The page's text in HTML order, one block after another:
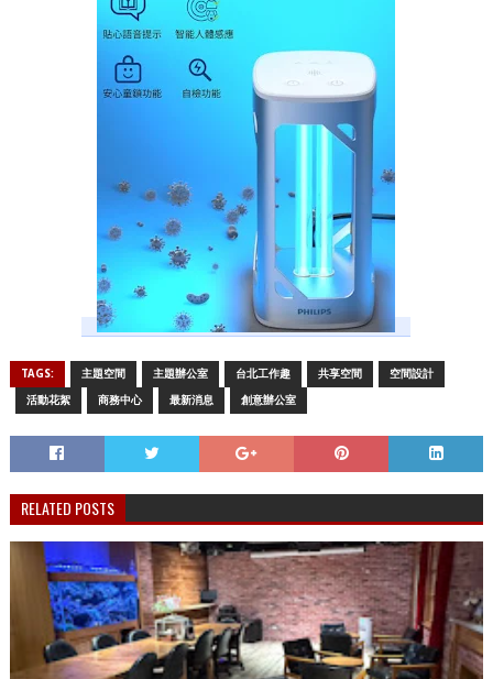
TAGS: 主題空間 主題辦公室 台北工作趣 共享空間 空間設計
活動花絮 商務中心 最新消息 創意辦公室
RELATED POSTS